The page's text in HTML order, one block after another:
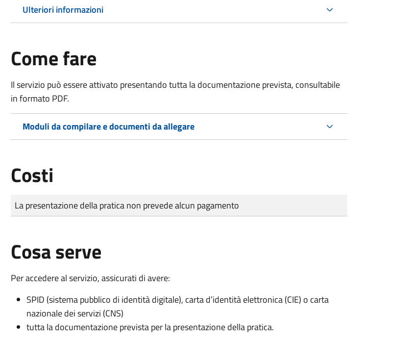
Ulteriori informazioni
Come fare
Il servizio può essere attivato presentando tutta la documentazione prevista, consultabile
in formato PDF.
Moduli da compilare e documenti da allegare
Costi
Tipo di pagamento
Importo
La presentazione della pratica non prevede alcun pagamento
Cosa serve
Per accedere al servizio, assicurati di avere:
SPID (sistema pubblico di identità digitale), carta d’identità elettronica (CIE) o carta
nazionale dei servizi (CNS)
tutta la documentazione prevista per la presentazione della pratica.